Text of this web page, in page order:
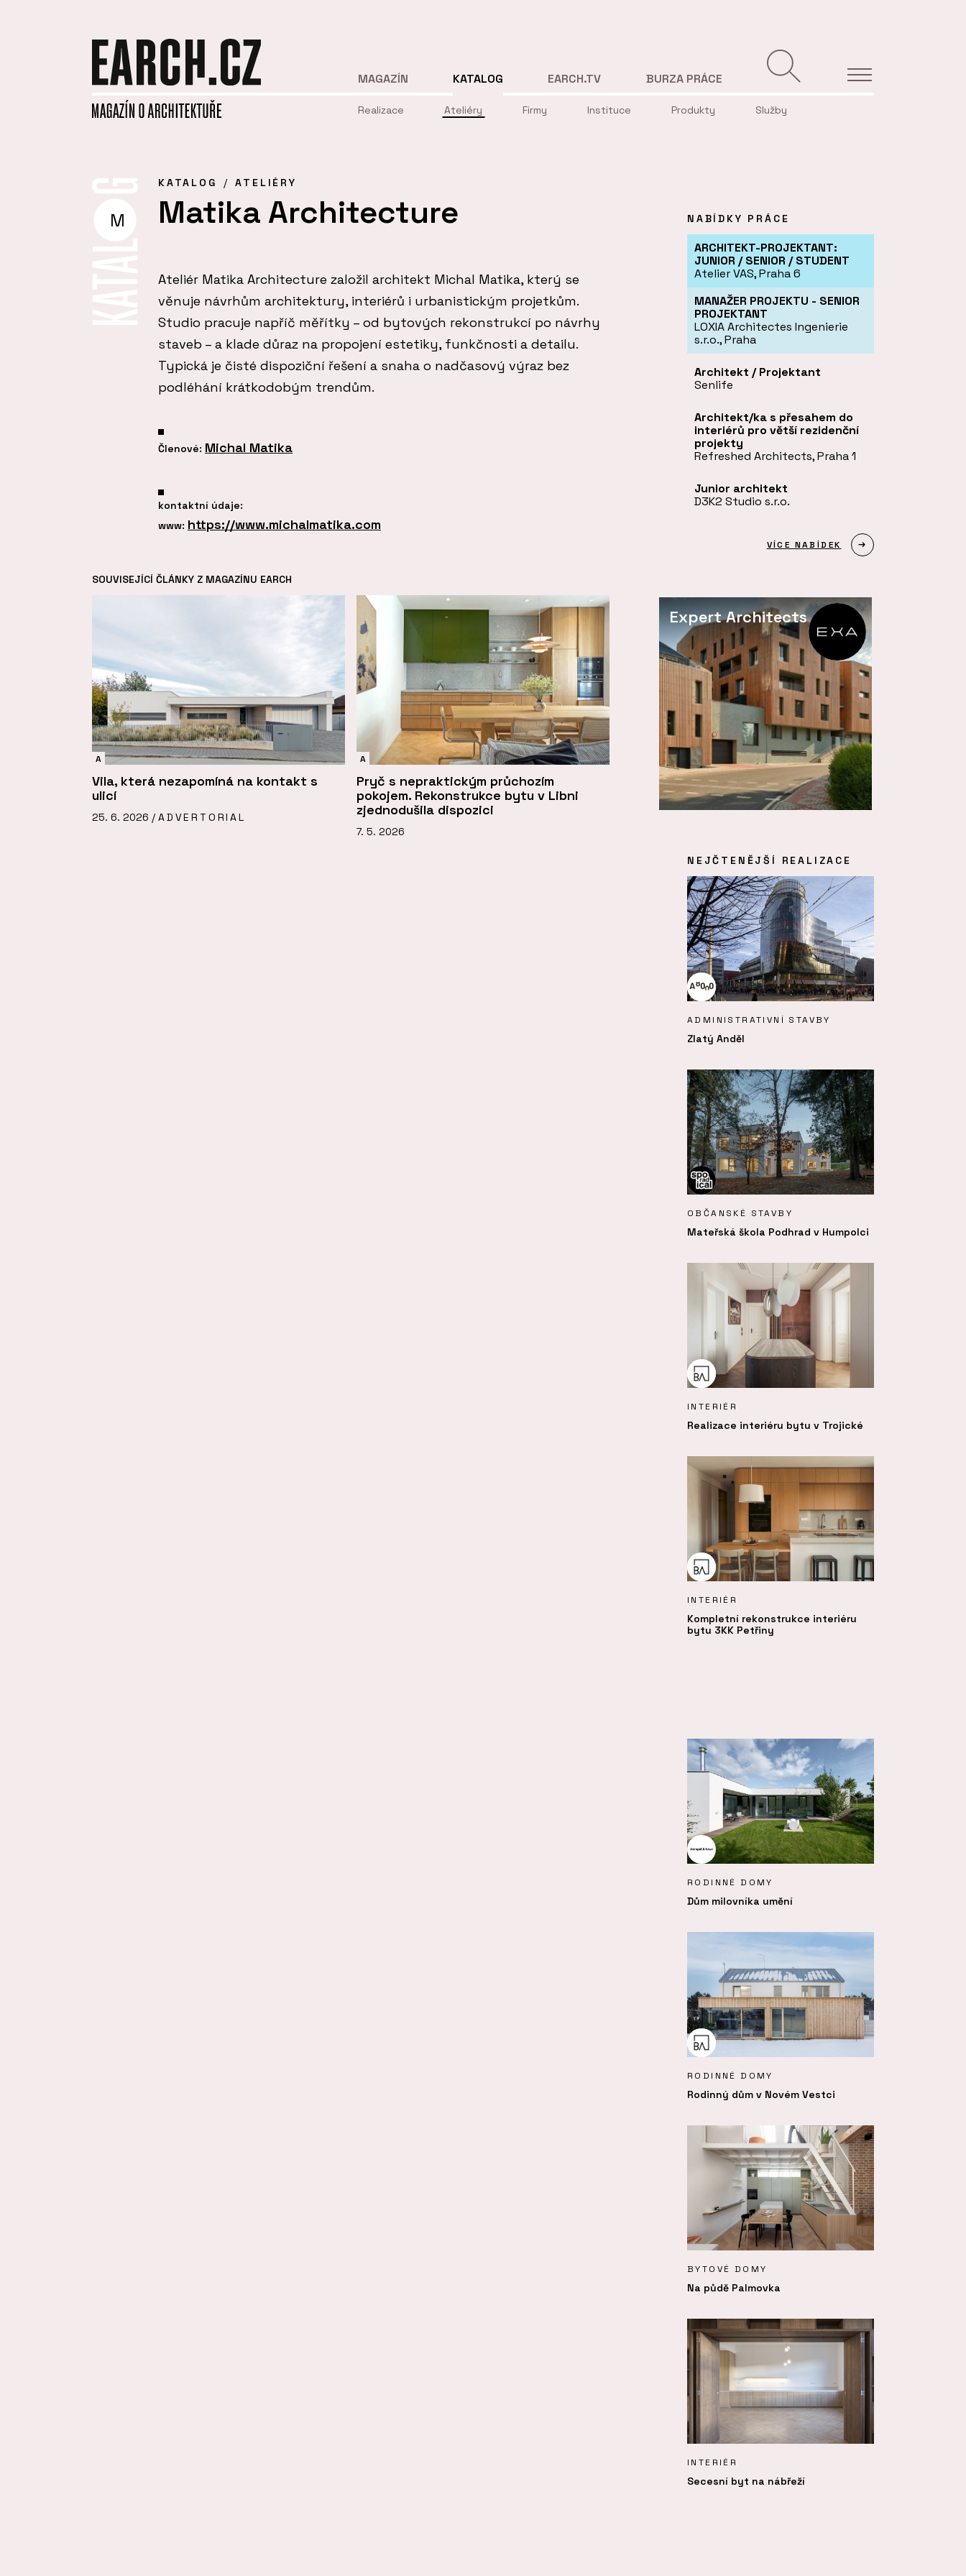
MAGAZÍN KATALOG
Realizace Ateliéry Firmy Instituce Produkty Služby
EARCH.TV BURZA PRÁCE
M
KATALOG ATELIÉRY
Matika Architecture
Ateliér Matika Architecture založil architekt Michal Matika, který se
věnuje návrhům architektury, interiérů i urbanistickým projetkům.
Studio pracuje napříč měřítky – od bytových rekonstrukcí po návrhy
staveb – a klade důraz na propojení estetiky, funkčnosti a detailu.
Typická je čisté dispoziční řešení a snaha o nadčasový výraz bez
podléhání krátkodobým trendům.
Členové: Michal Matika
kontaktní údaje:
www: https://www.michalmatika.com
SOUVISEJÍCÍ ČLÁNKY Z MAGAZÍNU EARCH
A
Vila, která nezapomíná na kontakt s
ulicí
25. 6. 2026 / ADVERTORIAL
A
Pryč s nepraktickým průchozím
pokojem. Rekonstrukce bytu v Libni
zjednodušila dispozici
7. 5. 2026
NABÍDKY PRÁCE
ARCHITEKT-PROJEKTANT:
JUNIOR / SENIOR / STUDENT
Atelier VAS, Praha 6
MANAŽER PROJEKTU - SENIOR
PROJEKTANT
LOXIA Architectes Ingenierie
s.r.o., Praha
Architekt / Projektant
Senlife
Architekt/ka s přesahem do
interiérů pro větší rezidenční
projekty
Refreshed Architects, Praha 1
Junior architekt
D3K2 Studio s.r.o.
VÍCE NABÍDEK
Expert Architects
NEJČTENĚJŠÍ REALIZACE
ADMINISTRATIVNÍ STAVBY
Zlatý Anděl
OBČANSKÉ STAVBY
Mateřská škola Podhrad v Humpolci
INTERIÉR
Realizace interiéru bytu v Trojické
INTERIÉR
Kompletní rekonstrukce interiéru
bytu 3KK Petřiny
RODINNÉ DOMY
Dům milovníka umění
RODINNÉ DOMY
Rodinný dům v Novém Vestci
BYTOVÉ DOMY
Na půdě Palmovka
INTERIÉR
Secesní byt na nábřeží